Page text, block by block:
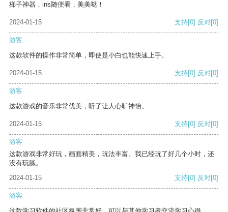
梯子神器，ins随便看，美美哒！
2024-01-15 支持[0] 反对[0]
游客
这款软件的操作非常简单，即使是小白也能快速上手。
2024-01-15 支持[0] 反对[0]
游客
这款游戏的音乐非常优美，听了让人心旷神怡。
2024-01-15 支持[0] 反对[0]
游客
这款游戏非常好玩，画面精美，玩法丰富。我已经玩了好几个小时，还
没有玩腻。
2024-01-15
支持[0] 反对[0]
游客